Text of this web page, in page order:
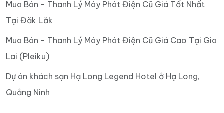
Mua Bán - Thanh Lý Máy Phát Điện Cũ Giá Tốt Nhất
Tại Đăk Lăk
Mua Bán - Thanh Lý Máy Phát Điện Cũ Giá Cao Tại Gia
Lai (Pleiku)
Dự án khách sạn Hạ Long Legend Hotel ở Hạ Long,
Quảng Ninh